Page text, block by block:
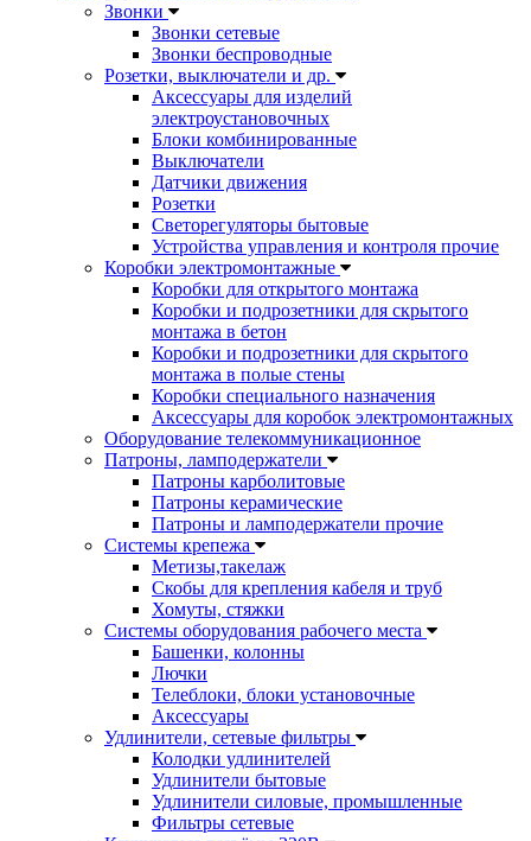
Звонки
Звонки сетевые
Звонки беспроводные
Розетки, выключатели и др.
Аксессуары для изделий
электроустановочных
Блоки комбинированные
Выключатели
Датчики движения
Розетки
Светорегуляторы бытовые
Устройства управления и контроля прочие
Коробки электромонтажные
Коробки для открытого монтажа
Коробки и подрозетники для скрытого
монтажа в бетон
Коробки и подрозетники для скрытого
монтажа в полые стены
Коробки специального назначения
Аксессуары для коробок электромонтажных
Оборудование телекоммуникационное
Патроны, ламподержатели
Патроны карболитовые
Патроны керамические
Патроны и ламподержатели прочие
Системы крепежа
Метизы,такелаж
Скобы для крепления кабеля и труб
Хомуты, стяжки
Системы оборудования рабочего места
Башенки, колонны
Лючки
Телеблоки, блоки установочные
Аксессуары
Удлинители, сетевые фильтры
Колодки удлинителей
Удлинители бытовые
Удлинители силовые, промышленные
Фильтры сетевые